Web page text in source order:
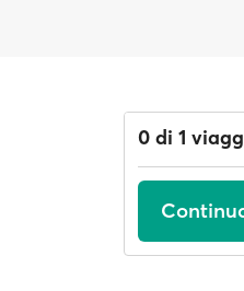
0 di 1